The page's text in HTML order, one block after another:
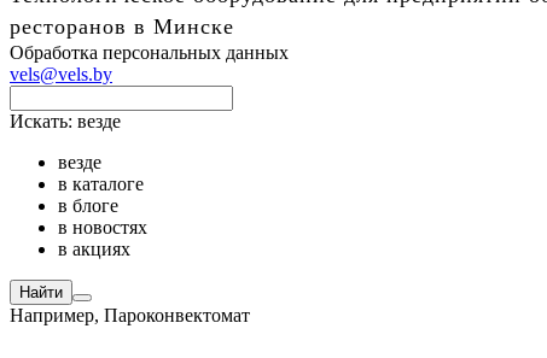
ресторанов в Минске
Обработка персональных данных
vels@vels.by
Искать: везде
везде
в каталоге
в блоге
в новостях
в акциях
Найти
Например, Пароконвектомат